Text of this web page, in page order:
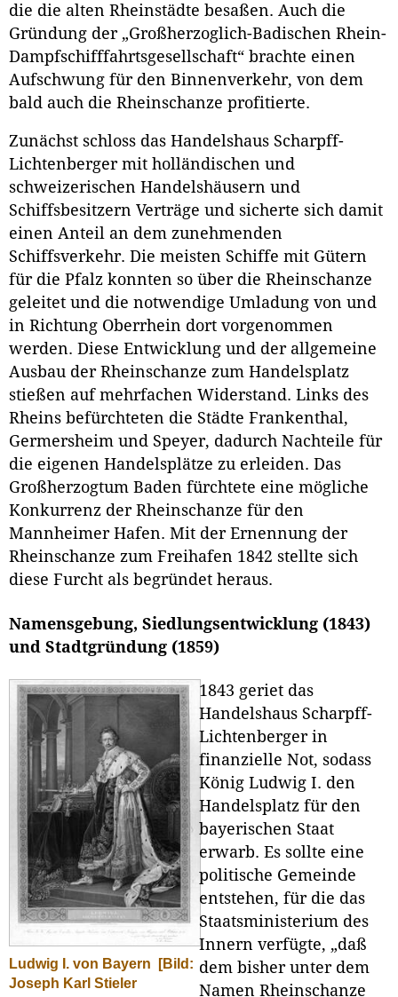
die die alten Rheinstädte besaßen. Auch die
Gründung der „Großherzoglich-Badischen Rhein-
Dampfschifffahrtsgesellschaft“ brachte einen
Aufschwung für den Binnenverkehr, von dem
bald auch die Rheinschanze profitierte.
Zunächst schloss das Handelshaus Scharpff-
Lichtenberger mit holländischen und
schweizerischen Handelshäusern und
Schiffsbesitzern Verträge und sicherte sich damit
einen Anteil an dem zunehmenden
Schiffsverkehr. Die meisten Schiffe mit Gütern
für die Pfalz konnten so über die Rheinschanze
geleitet und die notwendige Umladung von und
in Richtung Oberrhein dort vorgenommen
werden. Diese Entwicklung und der allgemeine
Ausbau der Rheinschanze zum Handelsplatz
stießen auf mehrfachen Widerstand. Links des
Rheins befürchteten die Städte Frankenthal,
Germersheim und Speyer, dadurch Nachteile für
die eigenen Handelsplätze zu erleiden. Das
Großherzogtum Baden fürchtete eine mögliche
Konkurrenz der Rheinschanze für den
Mannheimer Hafen. Mit der Ernennung der
Rheinschanze zum Freihafen 1842 stellte sich
diese Furcht als begründet heraus.
Namensgebung, Siedlungsentwicklung (1843)
und Stadtgründung (1859)
Ludwig I. von Bayern
[Bild:
Joseph Karl Stieler
1843 geriet das
Handelshaus Scharpff-
Lichtenberger in
finanzielle Not, sodass
König Ludwig I. den
Handelsplatz für den
bayerischen Staat
erwarb. Es sollte eine
politische Gemeinde
entstehen, für die das
Staatsministerium des
Innern verfügte, „daß
dem bisher unter dem
Namen Rheinschanze